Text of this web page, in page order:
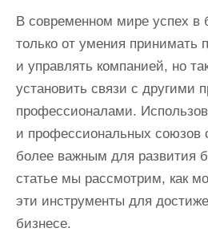
В современном мире успех в
только от умения принимать
и управлять компанией, но
установить связи с другими
профессионалами.
и профессиональных союзов
более важным для развития
статье мы рассмотрим, как
эти инструменты для
бизнесе.